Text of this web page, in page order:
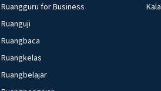
Ruangguru for Business
Ruanguji
Ruangbaca
Ruangkelas
Ruangbelajar